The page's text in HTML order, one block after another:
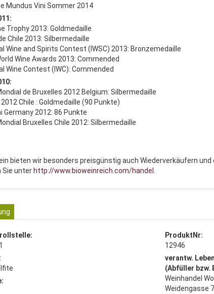
Mundus Vini Sommer 2014
Trophy 2013: Goldmedaille
Chile 2013: Silbermedaille
Wine and Spirits Contest (IWSC) 2013: Bronzemedaille
Wine Awards 2013: Commended
Wine Contest (IWC): Commended
de Bruxelles 2012 Belgium: Silbermedaille
Chile : Goldmedaille (90 Punkte)
Germany 2012: 86 Punkte
Bruxelles Chile 2012: Silbermedaille
bieten wir besonders preisgünstig auch Wiederverkäufern
Sie unter http://www.bioweinreich.com/handel
ProduktNr:
12946
verantw.
(Abfüller bzw.
Weinhandel
Weidengasse 7